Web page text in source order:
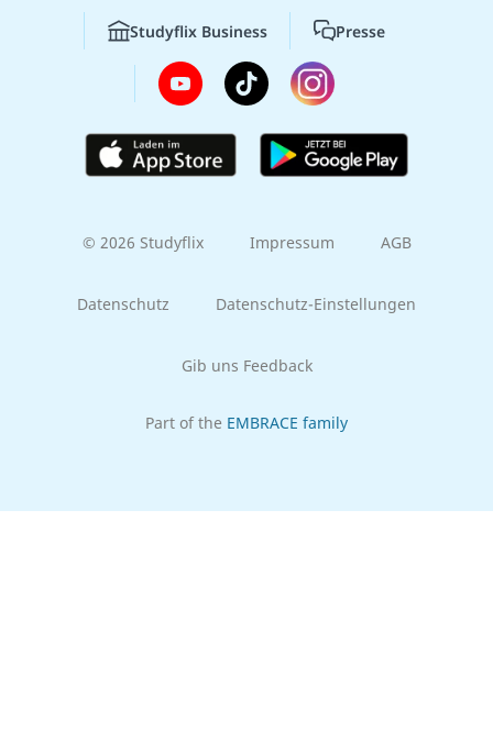
Studyflix Business Presse
© 2026 Studyflix Impressum AGB
Datenschutz Datenschutz-Einstellungen
Gib uns Feedback
Part of the EMBRACE family